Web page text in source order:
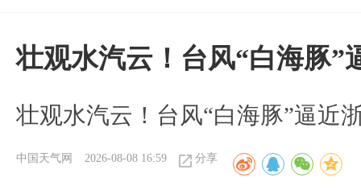
壮观水汽云！台风“白海豚”
壮观水汽云！台风“白海豚”逼近
中国天气网 2026-08-08 16:59 分享